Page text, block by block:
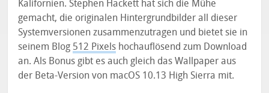
Kalifornien. Stephen Hackett hat sich die Mühe
gemacht, die originalen Hintergrundbilder all dieser
Systemversionen zusammenzutragen und bietet sie in
seinem Blog 512 Pixels hochauflösend zum Download
an. Als Bonus gibt es auch gleich das Wallpaper aus
der Beta-Version von macOS 10.13 High Sierra mit.